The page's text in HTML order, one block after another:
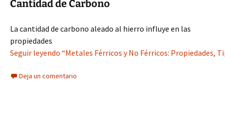
Cantidad de Carbono
La cantidad de carbono aleado al hierro influye en las
propiedades
Seguir leyendo “Metales Férricos y No Férricos: Propiedades,
Deja un comentario